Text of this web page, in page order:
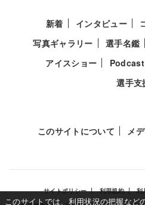
新着 インタビュー
写真ギャラリー
選手名鑑
アイスショー
Podcast
選手支
このサイトについて メ
サイトポリシー 利用規約
利
このサイトでは、利用状況の把握など